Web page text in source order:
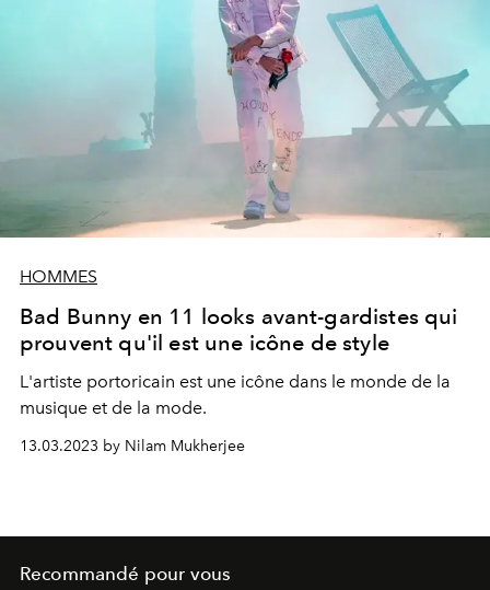
HOMMES
Bad Bunny en 11 looks avant-gardistes qui
prouvent qu'il est une icône de style
L'artiste portoricain est une icône dans le monde de la
musique et de la mode.
13.03.2023 by Nilam Mukherjee
Recommandé pour vous